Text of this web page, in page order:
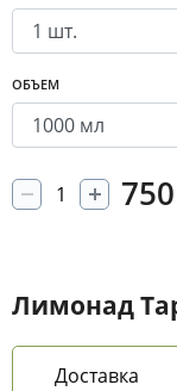
Лимонад
Доставка
ОБЪЕМ
750